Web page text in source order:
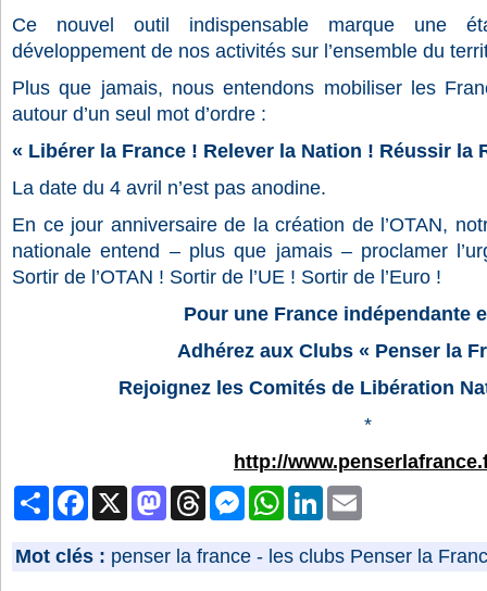
Ce nouvel outil indispensable marque une
développement de nos activités sur l’ensemble du
Plus que jamais, nous entendons mobiliser les
autour d’un seul mot d’ordre :
« Libérer la France ! Relever la Nation ! Réussir la
La date du 4 avril n’est pas anodine.
En ce jour anniversaire de la création de l’OTAN,
nationale entend – plus que jamais – proclamer
Sortir de l’OTAN ! Sortir de l’UE ! Sortir de l’Euro !
Pour une France indépendante
Adhérez aux Clubs « Penser la
Rejoignez les Comités de Libération
*
http://
PartagerFacebook MastodonThreads MessengerWhatsAppLinkedIn
Mot clés : penser la france - les clubs Penser la